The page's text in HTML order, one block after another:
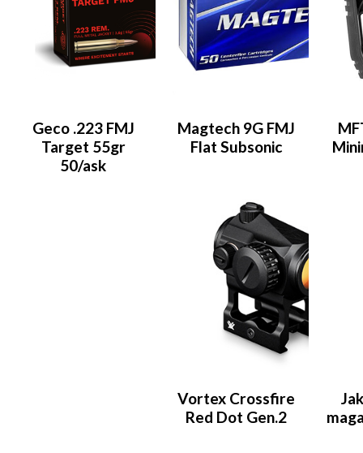
Geco .223 FMJ
Target 55gr
50/ask
Magtech 9G FMJ
Flat Subsonic
Vortex Crossfire
Red Dot Gen.2